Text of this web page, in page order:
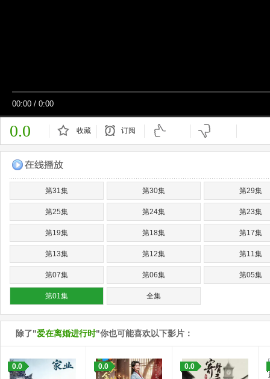
00:00 / 0:00
0.0 收藏 订阅
第31集 第30集 第29集
第25集 第24集 第23集
第19集 第18集 第17集
第13集 第12集 第11集
第07集 第06集 第05集
第01集 全集
除了"爱在离婚进行时"你也可能喜欢以下影片：
0.0 0.0 0.0